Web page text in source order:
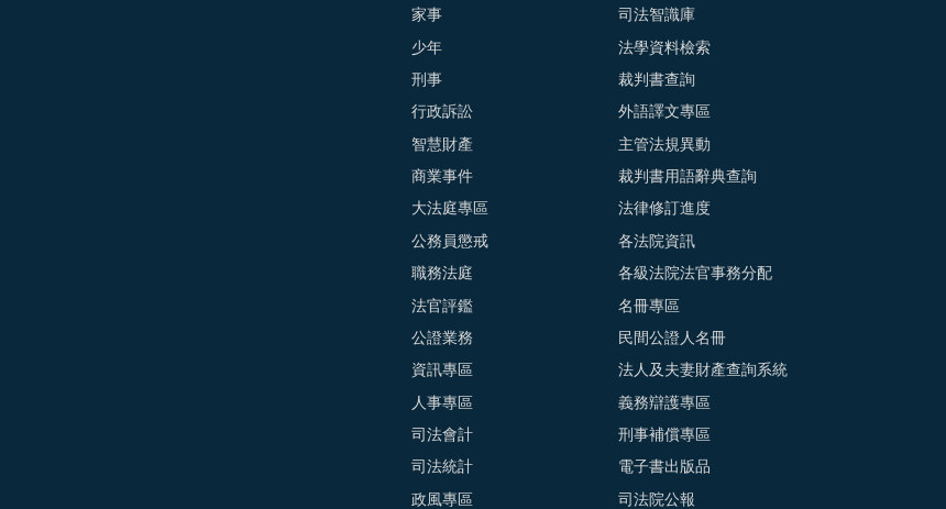
家事
少年
刑事
行政訴訟
智慧財產
商業事件
大法庭專區
公務員懲戒
職務法庭
法官評鑑
公證業務
資訊專區
人事專區
司法會計
司法統計
政風專區
司法智識庫
法學資料檢索
裁判書查詢
外語譯文專區
主管法規異動
裁判書用語辭典查詢
法律修訂進度
各法院資訊
各級法院法官事務分配
名冊專區
民間公證人名冊
法人及夫妻財產查詢系統
義務辯護專區
刑事補償專區
電子書出版品
司法院公報